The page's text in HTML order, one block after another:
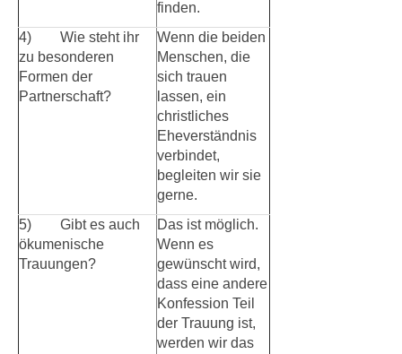
finden.
4) Wie steht ihr
zu besonderen
Formen der
Partnerschaft?
Wenn die beiden
Menschen, die
sich trauen
lassen, ein
christliches
Eheverständnis
verbindet,
begleiten wir sie
gerne.
5) Gibt es auch
ökumenische
Trauungen?
Das ist möglich.
Wenn es
gewünscht wird,
dass eine andere
Konfession Teil
der Trauung ist,
werden wir das